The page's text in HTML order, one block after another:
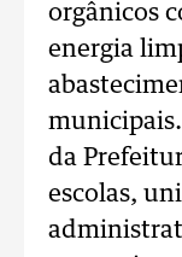
orgânicos
energia
da
escolas,